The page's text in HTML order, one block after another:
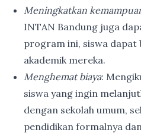
Meningkatkan
INTAN Bandung juga
program ini, siswa dapat
akademik mereka.
Menghemat biaya:
siswa yang ingin
dengan sekolah umum,
pendidikan formalnya